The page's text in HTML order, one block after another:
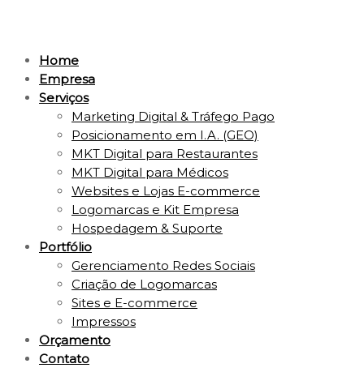
Home
Empresa
Serviços
Marketing Digital & Tráfego Pago
Posicionamento em I.A. (GEO)
MKT Digital para Restaurantes
MKT Digital para Médicos
Websites e Lojas E-commerce
Logomarcas e Kit Empresa
Hospedagem & Suporte
Portfólio
Gerenciamento Redes Sociais
Criação de Logomarcas
Sites e E-commerce
Impressos
Orçamento
Contato